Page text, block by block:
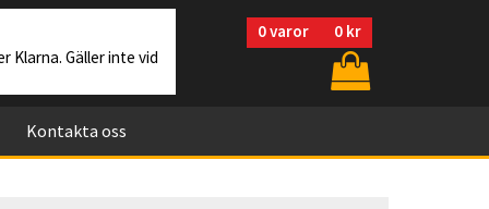
0varor
0 kr
Klarna. Gäller inte vid
Kontakta oss